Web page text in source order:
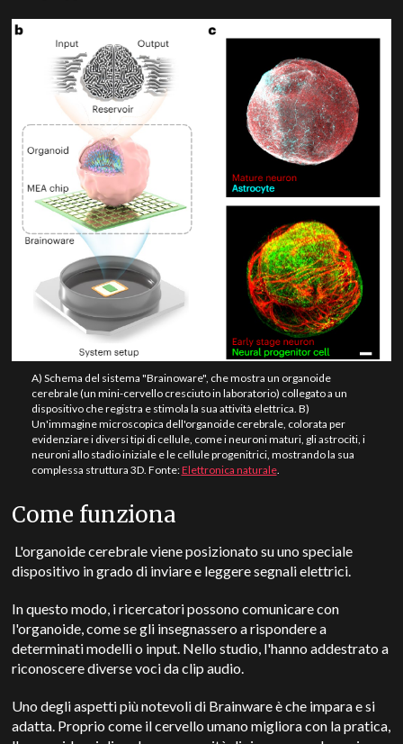
A) Schema del sistema "Brainoware", che mostra un organoide
cerebrale (un mini-cervello cresciuto in laboratorio) collegato a un
dispositivo che registra e stimola la sua attività elettrica. B)
Un'immagine microscopica dell'organoide cerebrale, colorata per
evidenziare i diversi tipi di cellule, come i neuroni maturi, gli astrociti, i
neuroni allo stadio iniziale e le cellule progenitrici, mostrando la sua
complessa struttura 3D. Fonte:Elettronica naturale.
Come funziona
L'organoide cerebrale viene posizionato su uno speciale
dispositivo in grado di inviare e leggere segnali elettrici.
In questo modo, i ricercatori possono comunicare con
l'organoide, come se gli insegnassero a rispondere a
determinati modelli o input. Nello studio, l'hanno addestrato a
riconoscere diverse voci da clip audio.
Uno degli aspetti più notevoli di Brainware è che impara e si
adatta. Proprio come il cervello umano migliora con la pratica,